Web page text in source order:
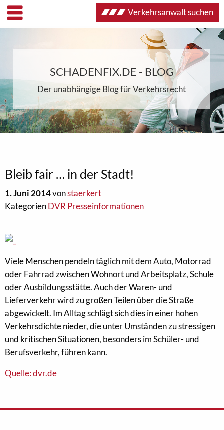
SCHADENFIX.DE - BLOG
Der unabhängige Blog für Verkehrsrecht
Bleib fair … in der Stadt!
1. Juni 2014vonstaerkert
KategorienDVR Presseinformationen
Viele Menschen pendeln täglich mit dem Auto, Motorrad
oder Fahrrad zwischen Wohnort und Arbeitsplatz, Schule
oder Ausbildungsstätte. Auch der Waren- und
Lieferverkehr wird zu großen Teilen über die Straße
abgewickelt. Im Alltag schlägt sich dies in einer hohen
Verkehrsdichte nieder, die unter Umständen zu stressigen
und kritischen Situationen, besonders im Schüler- und
Berufsverkehr, führen kann.
Quelle: dvr.de
Verkehrsanwalt suchen